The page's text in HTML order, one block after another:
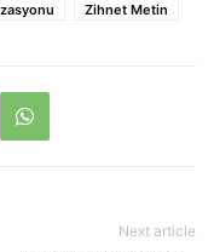
Zihnet Metin
Next article